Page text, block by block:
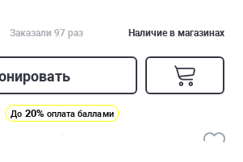
Заказали 97 раз Наличие в магазинах
До 20% оплата баллами